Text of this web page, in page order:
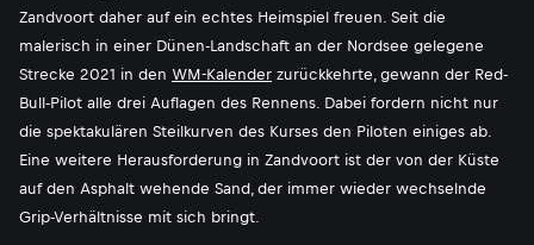
Zandvoort daher auf ein echtes Heimspiel freuen. Seit die
malerisch in einer Dünen-Landschaft an der Nordsee gelegene
Strecke 2021 in den WM-Kalender zurückkehrte, gewann der Red-
Bull-Pilot alle drei Auflagen des Rennens. Dabei fordern nicht nur
die spektakulären Steilkurven des Kurses den Piloten einiges ab.
Eine weitere Herausforderung in Zandvoort ist der von der Küste
auf den Asphalt wehende Sand, der immer wieder wechselnde
Grip-Verhältnisse mit sich bringt.